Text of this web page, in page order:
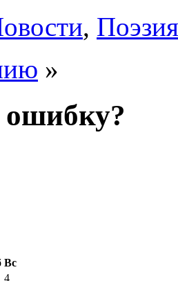
, Поэзия
»
Вс
4